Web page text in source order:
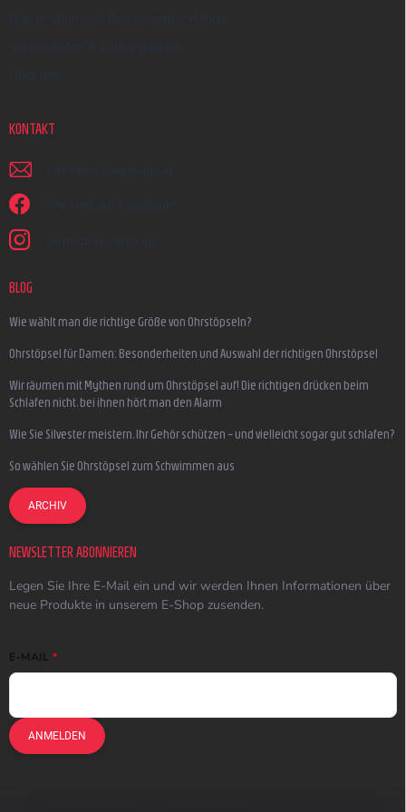
Reklamation und Beschwerdeverfahren
Versandarten & Zahlungsarten
Über uns
KONTAKT
schreiben @ earplugs.at
Wir sind auf Facebook!
earmazing_earplugs
BLOG
Wie wählt man die richtige Größe von Ohrstöpseln?
Ohrstöpsel für Damen: Besonderheiten und Auswahl der richtigen Ohrstöpsel
Wir räumen mit Mythen rund um Ohrstöpsel auf! Die richtigen drücken beim
Schlafen nicht, bei ihnen hört man den Alarm
Wie Sie Silvester meistern, Ihr Gehör schützen – und vielleicht sogar gut schlafen?
So wählen Sie Ohrstöpsel zum Schwimmen aus
ARCHIV
NEWSLETTER ABONNIEREN
Legen Sie Ihre E-Mail ein und wir werden Ihnen Informationen über
neue Produkte in unserem E-Shop zusenden.
E-MAIL
ANMELDEN